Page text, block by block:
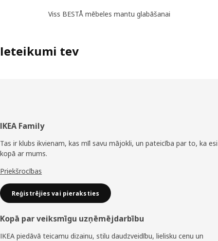
Viss BESTÅ mēbeles mantu glabāšanai
Ieteikumi tev
Kājene
IKEA Family
Tas ir klubs ikvienam, kas mīl savu mājokli, un pateicība par to, ka esi
kopā ar mums.
Priekšrocības
Reģistrējies vai pieraksties
Kopā par veiksmīgu uzņēmējdarbību
IKEA piedāvā teicamu dizainu, stilu daudzveidību, lielisku cenu un